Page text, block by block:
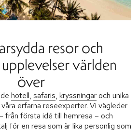
resor och
världen
över
hotell, safaris, kryssningaroch unika
erfarna reseexperter. Vi vägleder
från första idé till hemresa – och
för en resa som är lika personlig som